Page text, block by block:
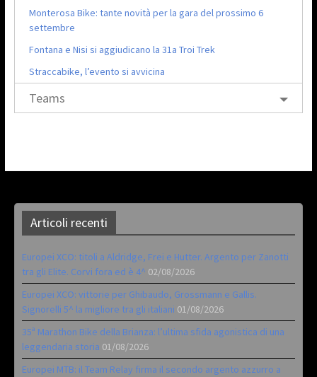
Monterosa Bike: tante novità per la gara del prossimo 6
settembre
Fontana e Nisi si aggiudicano la 31a Troi Trek
Straccabike, l’evento si avvicina
Teams
Articoli recenti
Europei XCO: titoli a Aldridge, Frei e Hutter. Argento per Zanotti
tra gli Elite. Corvi fora ed è 4^ 02/08/2026
Europei XCO: vittorie per Ghibaudo, Grossmann e Gallis.
Signorelli 5^ la migliore tra gli italiani 01/08/2026
35ª Marathon Bike della Brianza: l’ultima sfida agonistica di una
leggendaria storia 01/08/2026
Europei MTB: il Team Relay firma il secondo argento azzurro a